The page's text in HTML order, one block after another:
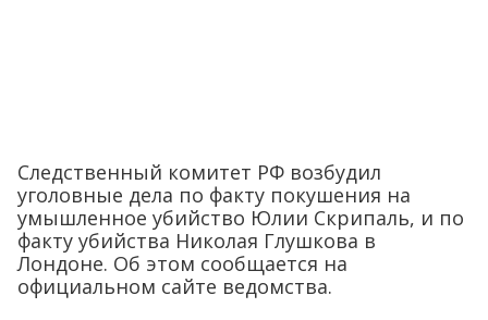
Следственный комитет РФ возбудил
уголовные дела по факту покушения на
умышленное убийство Юлии Скрипаль, и по
факту убийства Николая Глушкова в
Лондоне. Об этом сообщается на
официальном сайте ведомства.